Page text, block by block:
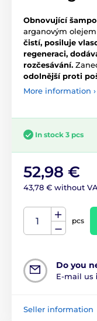
Obnovující
arganovým
čistí, posiluje
regeneraci,
rozčesávání.
odolnější proti
More information ›
In stock 3 pcs
52,98 €
43,78 € without
pcs
Do you
E-mail us
Seller information